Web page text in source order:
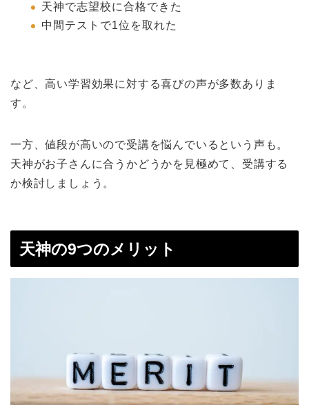
天神で志望校に合格できた
中間テストで1位を取れた
など、高い学習効果に対する喜びの声が多数ありま
す。
一方、値段が高いので受講を悩んでいるという声も。
天神がお子さんに合うかどうかを見極めて、受講する
か検討しましょう。
天神の9つのメリット